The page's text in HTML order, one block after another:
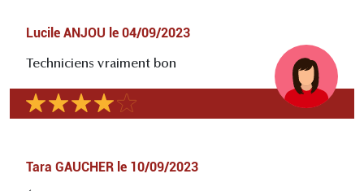
Lucile ANJOU le 04/09/2023
Techniciens vraiment bon
Tara GAUCHER le 10/09/2023